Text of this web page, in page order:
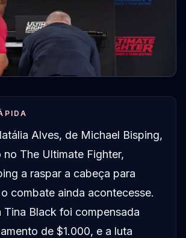
Alves, de Michael Bisping,
no The Ultimate Fighter,
a raspar a cabeça para
combate ainda acontecesse.
Tina Black foi compensada
de $1.000, e a luta